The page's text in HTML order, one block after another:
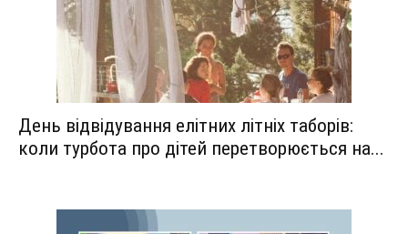
День відвідування елітних літніх таборів:
коли турбота про дітей перетворюється на...